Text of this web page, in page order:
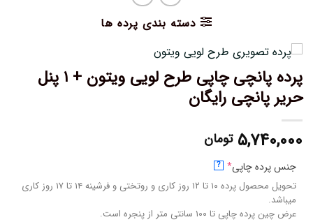
دسته بندی پرده ها
پرده پانچی چاپی طرح لویی ویتون + ۱ پنل
حریر پانچی رایگان
۵,۷۴۰,۰۰۰ تومان
جنس پرده چاپی*
?
تحویل محصول پرده ۱۰ تا ۱۲ روز کاری و روتختی و فرشینه ۱۴ تا ۱۷ روز کاری
میباشد.
عرض چین پرده چاپی تا ۱۰۰ سانتی متر از پنجره است.